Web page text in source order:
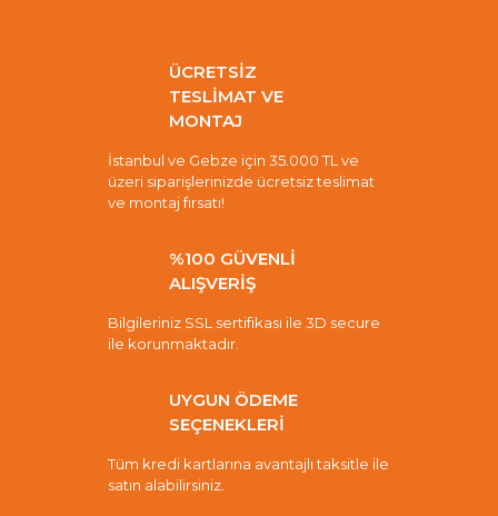
ÜCRETSİZ
TESLİMAT VE
MONTAJ
İstanbul ve Gebze için 35.000 TL ve
üzeri siparişlerinizde ücretsiz teslimat
ve montaj fırsatı!
%100 GÜVENLİ
ALIŞVERİŞ
Bilgileriniz SSL sertifikası ile 3D secure
ile korunmaktadır.
UYGUN ÖDEME
SEÇENEKLERİ
Tüm kredi kartlarına avantajlı taksitle ile
satın alabilirsiniz.